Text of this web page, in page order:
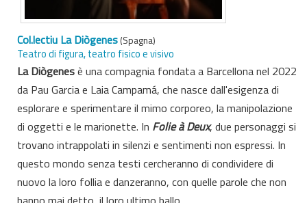
Col.lectiu La Diògenes(Spagna)
Teatro di figura, teatro fisico e visivo
La Diògenesè una compagnia fondata a Barcellona nel 2022
da Pau Garcia e Laia Campamá, che nasce dall'esigenza di
esplorare e sperimentare il mimo corporeo, la manipolazione
di oggetti e le marionette. In Folie à Deux, due personaggi si
trovano intrappolati in silenzi e sentimenti non espressi. In
questo mondo senza testi cercheranno di condividere di
nuovo la loro follia e danzeranno, con quelle parole che non